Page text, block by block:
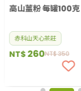
高山薑粉 每罐100克
赤科山天心茶莊
NT$350
NT$260